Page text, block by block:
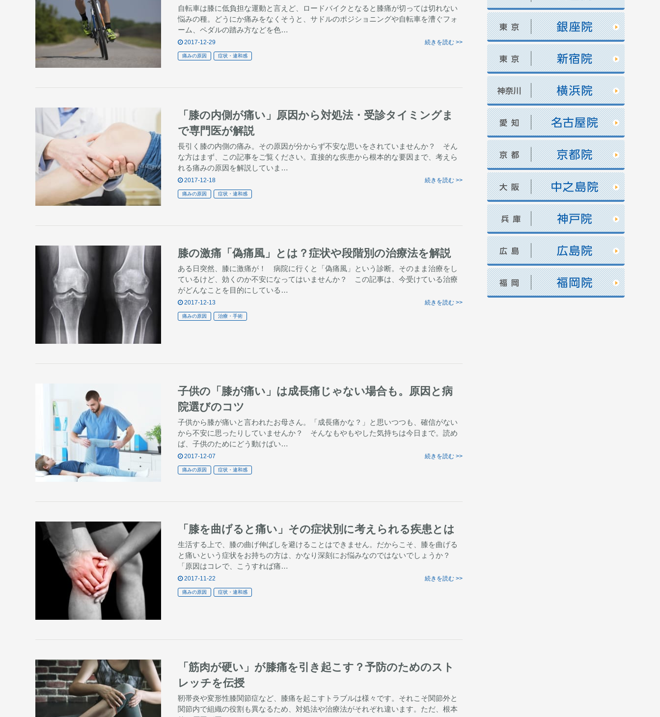
自転車は膝に低負担な運動と言えど、ロードバイクとなると膝痛が切っては切れない
悩みの種。どうにか痛みをなくそうと、サドルのポジショニングや自転車を漕ぐフォ
ーム、ペダルの踏み方などを色…
2017-12-29 続きを読む >>
痛みの原因 症状・違和感
「膝の内側が痛い」原因から対処法・受診タイミングま
で専門医が解説
長引く膝の内側の痛み。その原因が分からず不安な思いをされていませんか？ そん
な方はまず、この記事をご覧ください。直接的な疾患から根本的な要因まで、考えら
れる痛みの原因を解説していま…
2017-12-18 続きを読む >>
痛みの原因 症状・違和感
膝の激痛「偽痛風」とは？症状や段階別の治療法を解説
ある日突然、膝に激痛が！ 病院に行くと「偽痛風」という診断。そのまま治療をし
ているけど、効くのか不安になってはいませんか？ この記事は、今受けている治療
がどんなことを目的にしている…
2017-12-13 続きを読む >>
痛みの原因 治療・手術
子供の「膝が痛い」は成長痛じゃない場合も。原因と病
院選びのコツ
子供から膝が痛いと言われたお母さん。「成長痛かな？」と思いつつも、確信がない
から不安に思ったりしていませんか？ そんなもやもやした気持ちは今日まで。読め
ば、子供のためにどう動けばい…
2017-12-07 続きを読む >>
痛みの原因 症状・違和感
「​​膝を曲げると痛い」その症状別に考えられる疾患とは
生活する上で、膝の曲げ伸ばしを避けることはできません。だからこそ、膝を曲げる
と痛いという症状をお持ちの方は、かなり深刻にお悩みなのではないでしょうか？
「原因はコレで、こうすれば痛…
2017-11-22 続きを読む >>
痛みの原因 症状・違和感
「筋肉が硬い」が膝痛を引き起こす？予防のためのスト
レッチを伝授
靭帯炎や変形性膝関節症など、膝痛を起こすトラブルは様々です。それこそ関節外と
関節内で組織の役割も異なるため、対処法や治療法がそれぞれ違います。ただ、根本